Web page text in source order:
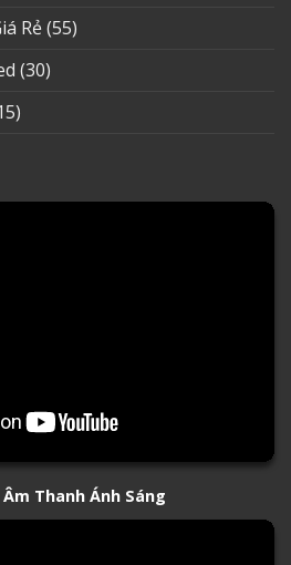
Rẻ(55)
(30)
Thanh Ánh Sáng